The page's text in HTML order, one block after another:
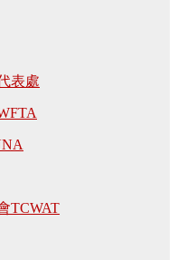
表處
TCWAT